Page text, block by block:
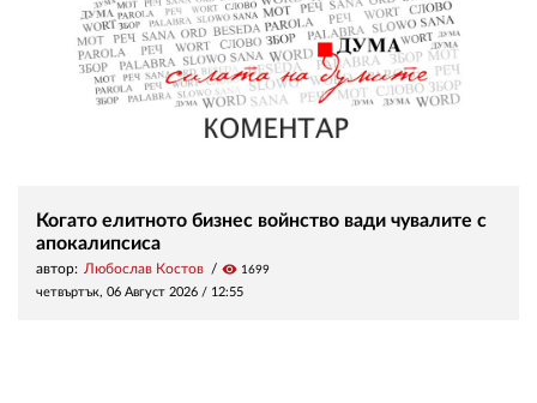
Когато елитното бизнес войнство вади чувалите с
апокалипсиса
автор: Любослав Костов visibility 1699
четвъртък, 06 Август 2026 / 12:55